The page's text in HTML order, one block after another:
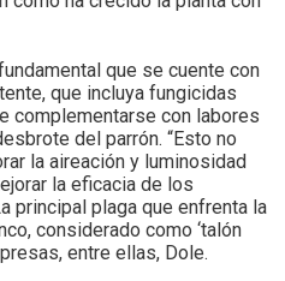
que se cuente con
que incluya fungicidas
complementarse con labores
del parrón. “Esto no
la aireación y luminosidad
la eficacia de los
principal plaga que enfrenta la
considerado como ‘talón
entre ellas, Dole.